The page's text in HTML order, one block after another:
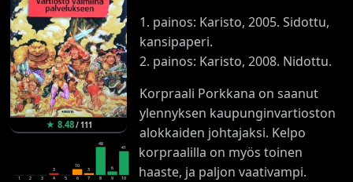
★ 8.48/111
1 2 3
3
4 5
10
6
3
7
48
8
6
9
41
10
1. painos: Karisto, 2005. Sidottu,
kansipaperi.
2. painos: Karisto, 2008. Nidottu.
Korpraali Porkkana on saanut
ylennyksen kaupunginvartioston
alokkaiden johtajaksi. Kelpo
korpraalilla on myös toinen
haaste, ja paljon vaativampi.